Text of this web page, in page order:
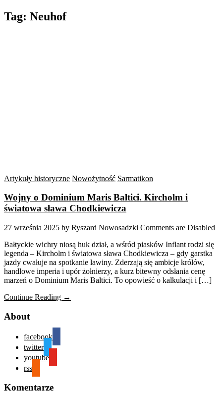
Tag: Neuhof
Artykuły historyczne Nowożytność Sarmatikon
Wojny o Dominium Maris Baltici. Kircholm i
światowa sława Chodkiewicza
27 września 2025 by Ryszard Nowosadzki Comments are Disabled
Bałtyckie wichry niosą huk dział, a wśród piasków Inflant rodzi się
legenda – Kircholm i światowa sława Chodkiewicza – gdy garstka
jazdy cwałuje na spotkanie lawiny. Zderzają się ambicje królów,
handlowe imperia i upór żołnierzy, a kurz bitewny odsłania cenę
marzeń o Dominium Maris Baltici. To opowieść o kalkulacji i […]
Continue Reading →
About
facebook
twitter
youtube
rss
Komentarze